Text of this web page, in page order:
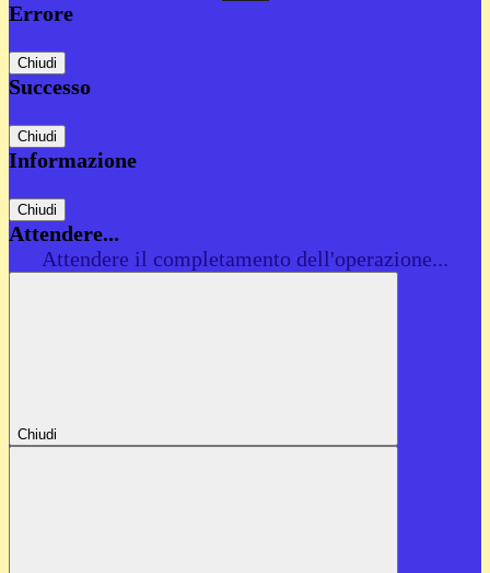
Errore
Chiudi
Successo
Chiudi
Informazione
Chiudi
Attendere...
Attendere il completamento dell'operazione...
Chiudi